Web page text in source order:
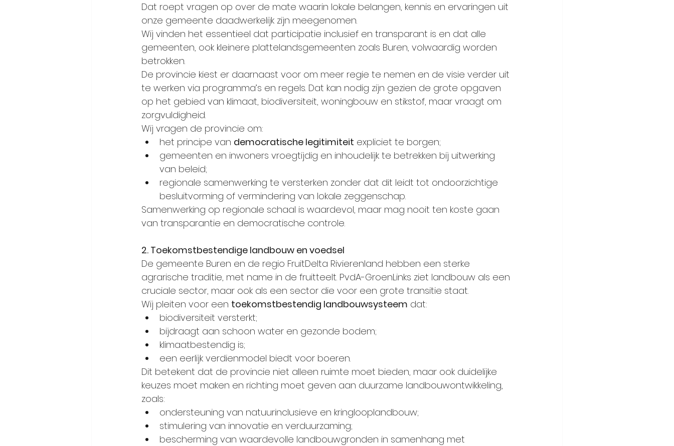
Dat roept vragen op over de mate waarin lokale belangen, kennis en ervaringen uit
onze gemeente daadwerkelijk zijn meegenomen.
Wij vinden het essentieel dat participatie inclusief en transparant is en dat alle
gemeenten, ook kleinere plattelandsgemeenten zoals Buren, volwaardig worden
betrokken.
De provincie kiest er daarnaast voor om meer regie te nemen en de visie verder uit
te werken via programma’s en regels. Dat kan nodig zijn gezien de grote opgaven
op het gebied van klimaat, biodiversiteit, woningbouw en stikstof, maar vraagt om
zorgvuldigheid.
Wij vragen de provincie om:
het principe van democratische legitimiteit expliciet te borgen;
gemeenten en inwoners vroegtijdig en inhoudelijk te betrekken bij uitwerking
van beleid;
regionale samenwerking te versterken zonder dat dit leidt tot ondoorzichtige
besluitvorming of vermindering van lokale zeggenschap.
Samenwerking op regionale schaal is waardevol, maar mag nooit ten koste gaan
van transparantie en democratische controle.
2. Toekomstbestendige landbouw en voedsel
De gemeente Buren en de regio FruitDelta Rivierenland hebben een sterke
agrarische traditie, met name in de fruitteelt. PvdA-GroenLinks ziet landbouw als een
cruciale sector, maar ook als een sector die voor een grote transitie staat.
Wij pleiten voor een toekomstbestendig landbouwsysteem dat:
biodiversiteit versterkt;
bijdraagt aan schoon water en gezonde bodem;
klimaatbestendig is;
een eerlijk verdienmodel biedt voor boeren.
Dit betekent dat de provincie niet alleen ruimte moet bieden, maar ook duidelijke
keuzes moet maken en richting moet geven aan duurzame landbouwontwikkeling,
zoals:
ondersteuning van natuurinclusieve en kringlooplandbouw;
stimulering van innovatie en verduurzaming;
bescherming van waardevolle landbouwgronden in samenhang met